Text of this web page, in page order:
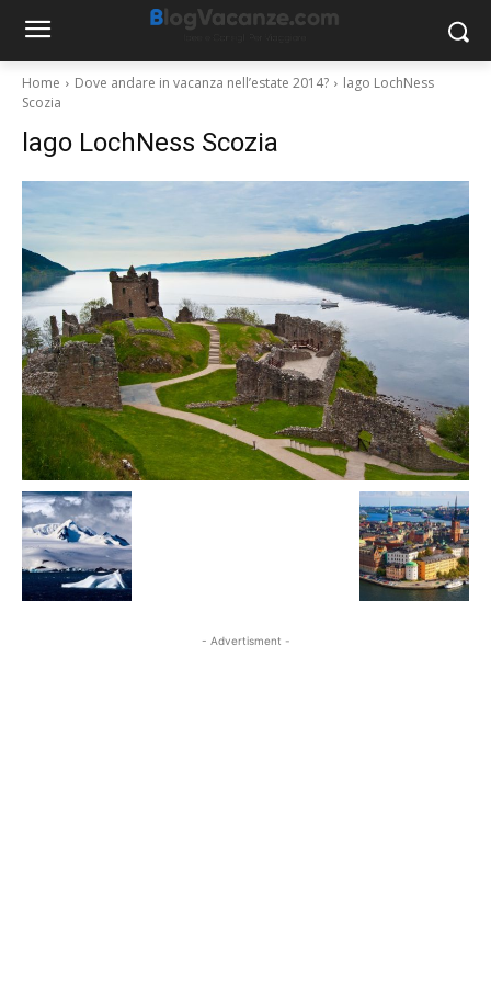
Home Dove andare in vacanza nell’estate 2014?
lago LochNess
Scozia
lago LochNess Scozia
- Advertisment -